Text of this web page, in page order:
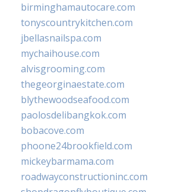
birminghamautocare.com
tonyscountrykitchen.com
jbellasnailspa.com
mychaihouse.com
alvisgrooming.com
thegeorginaestate.com
blythewoodseafood.com
paolosdelibangkok.com
bobacove.com
phoone24brookfield.com
mickeybarmama.com
roadwayconstructioninc.com